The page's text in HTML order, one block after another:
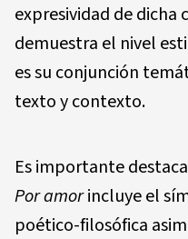
expresividad de dicha
demuestra el nivel
es su conjunción
texto y contexto.
Es importante
Por amorincluye el
poético-filosófica